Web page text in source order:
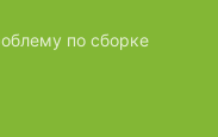
по сборке